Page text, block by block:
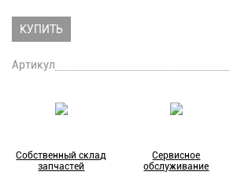
КУПИТЬ
Артикул
Собственный склад
запчастей
Сервисное
обслуживание